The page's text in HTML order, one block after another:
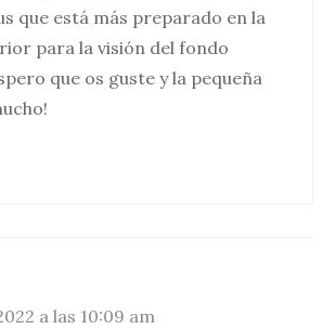
que está más preparado en la
para la visión del fondo
que os guste y la pequeña
a las 10:09 am